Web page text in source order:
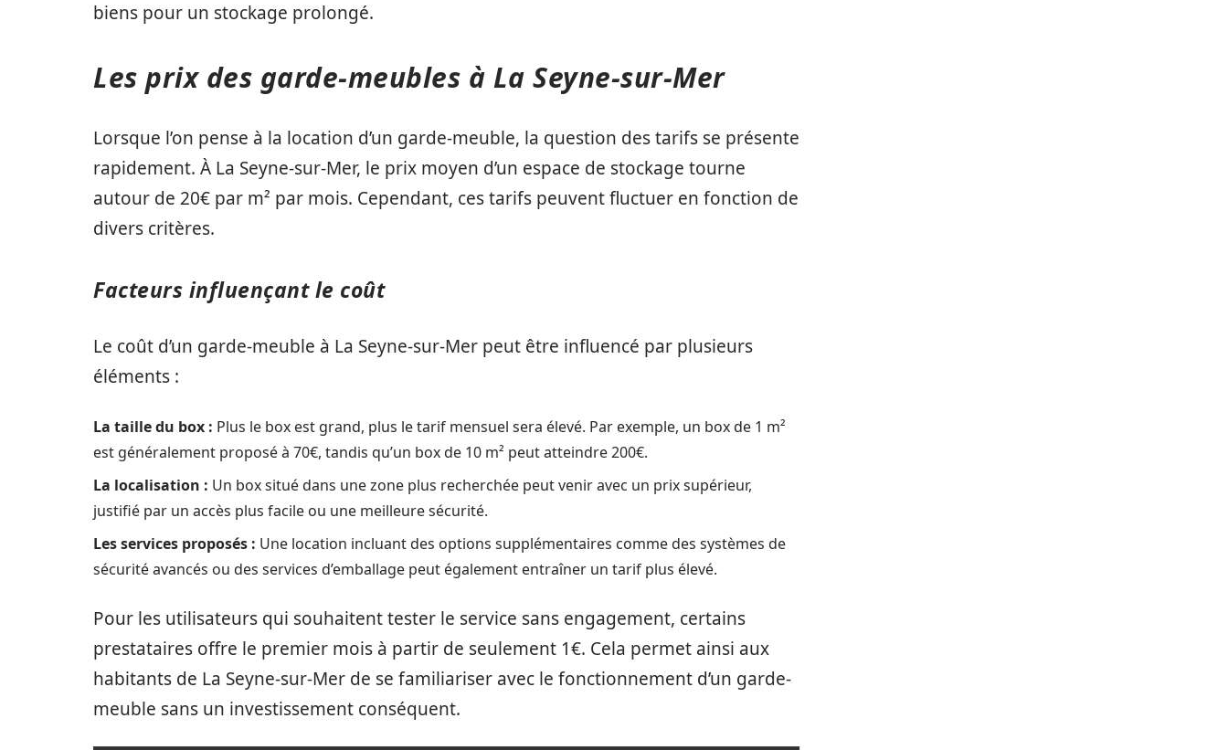
biens pour un stockage prolongé.
Les prix des garde-meubles à La Seyne-sur-Mer
Lorsque l’on pense à la location d’un garde-meuble, la question des tarifs se présente
rapidement. À La Seyne-sur-Mer, le prix moyen d’un espace de stockage tourne
autour de 20€ par m² par mois. Cependant, ces tarifs peuvent fluctuer en fonction de
divers critères.
Facteurs influençant le coût
Le coût d’un garde-meuble à La Seyne-sur-Mer peut être influencé par plusieurs
éléments :
La taille du box : Plus le box est grand, plus le tarif mensuel sera élevé. Par exemple, un box de 1 m²
est généralement proposé à 70€, tandis qu’un box de 10 m² peut atteindre 200€.
La localisation : Un box situé dans une zone plus recherchée peut venir avec un prix supérieur,
justifié par un accès plus facile ou une meilleure sécurité.
Les services proposés : Une location incluant des options supplémentaires comme des systèmes de
sécurité avancés ou des services d’emballage peut également entraîner un tarif plus élevé.
Pour les utilisateurs qui souhaitent tester le service sans engagement, certains
prestataires offre le premier mois à partir de seulement 1€. Cela permet ainsi aux
habitants de La Seyne-sur-Mer de se familiariser avec le fonctionnement d’un garde-
meuble sans un investissement conséquent.